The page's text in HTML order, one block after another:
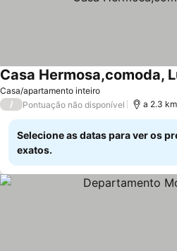
Casa/apartamento inteiro
Casa Hermosa,comoda,
/ Pontuação não disponível a 2.3
Selecione as datas para ver os
exatos.